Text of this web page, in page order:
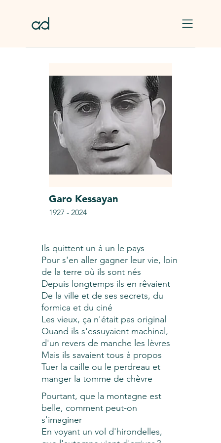
Garo Kessayan
1927 - 2024
Ils quittent un à un le pays
Pour s'en aller gagner leur vie, loin
de la terre où ils sont nés
Depuis longtemps ils en rêvaient
De la ville et de ses secrets, du
formica et du ciné
Les vieux, ça n'était pas original
Quand ils s'essuyaient machinal,
d'un revers de manche les lèvres
Mais ils savaient tous à propos
Tuer la caille ou le perdreau et
manger la tomme de chèvre
Pourtant, que la montagne est
belle, comment peut-on
s'imaginer
En voyant un vol d'hirondelles,